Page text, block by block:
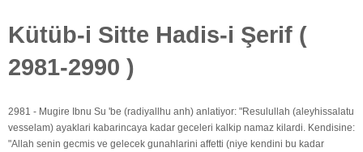
Kütüb-i Sitte Hadis-i Şerif (
2981-2990 )
2981 - Mugire Ibnu Su 'be (radiyallhu anh) anlatiyor: "Resulullah (aleyhissalatu
vesselam) ayaklari kabarincaya kadar geceleri kalkip namaz kilardi. Kendisine:
"Allah senin gecmis ve gelecek gunahlarini affetti (niye kendini bu kadar